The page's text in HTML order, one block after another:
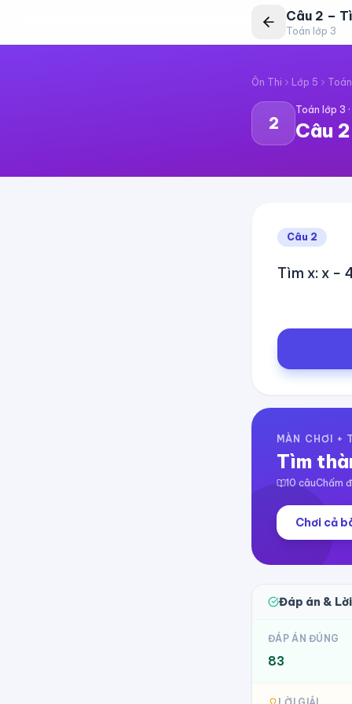
Câu 2 –
Toán lớp 3
Ôn Thi Lớp 5
2
Toán lớp 3 ·
Câu 2
Câu 2
Tìm x: x −
MÀN CHƠI +
Tìm
10câuChấm
Chơi cả
Đáp án &
ĐÁP ÁN ĐÚNG
83